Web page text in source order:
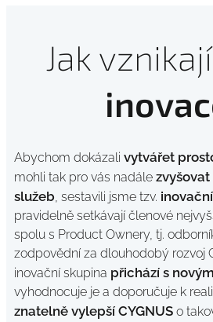
Jak vznikají
Abychom dokázali vytvářet
mohli tak pro vás nadále
služeb, sestavili jsme tzv.
pravidelně setkávají členové
spolu s Product Ownery, tj.
zodpovědní za dlouhodobý rozvoj
inovační skupina přichází s
vyhodnocuje je a doporučuje k
znatelně vylepší CYGNUS o